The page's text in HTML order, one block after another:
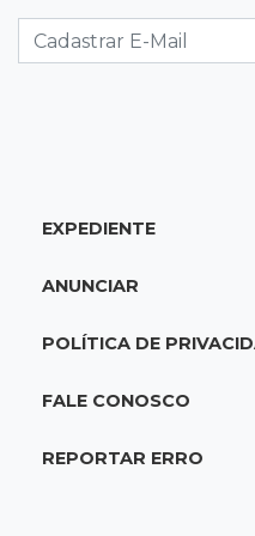
Brasil no Pan-
17:32Veja os horários
Gil de Camillo nesta
Nova lei pune
EXPEDIENTE
ANUNCIAR
POLÍTICA DE
FALE CONOSCO
REPORTAR ERRO